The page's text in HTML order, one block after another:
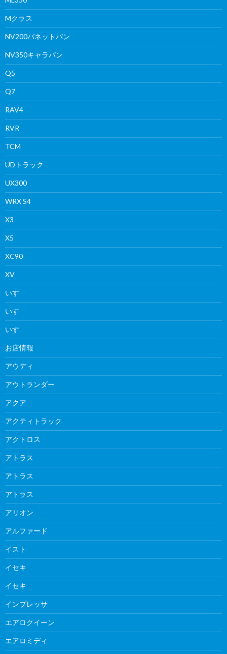
Mクラス
NV200バネットバン
NV350キャラバン
Q5
Q7
RAV4
RVR
TCM
UDトラック
UX300
WRX S4
X3
X5
XC90
XV
いすゞ
いすゞ
いすゞ
お店情報
アウディ
アウトランダー
アクア
アクティトラック
アクトロス
アトラス
アトラス
アトラス
アリオン
アルファード
イスト
イセキ
イセキ
インプレッサ
エアロクイーン
エアロミディ